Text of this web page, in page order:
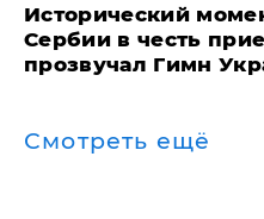
Исторический
Сербии в честь
прозвучал Гимн
Смотреть ещё